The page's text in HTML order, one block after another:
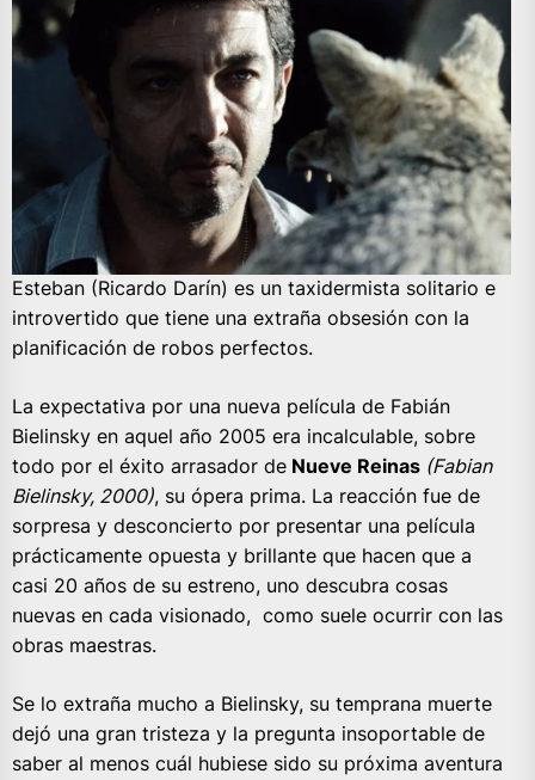
Esteban (Ricardo Darín) es un taxidermista solitario e
introvertido que tiene una extraña obsesión con la
planificación de robos perfectos.
La expectativa por una nueva película de Fabián
Bielinsky en aquel año 2005 era incalculable, sobre
todo por el éxito arrasador de Nueve Reinas (Fabian
Bielinsky, 2000), su ópera prima. La reacción fue de
sorpresa y desconcierto por presentar una película
prácticamente opuesta y brillante que hacen que a
casi 20 años de su estreno, uno descubra cosas
nuevas en cada visionado, como suele ocurrir con las
obras maestras.
Se lo extraña mucho a Bielinsky, su temprana muerte
dejó una gran tristeza y la pregunta insoportable de
saber al menos cuál hubiese sido su próxima aventura